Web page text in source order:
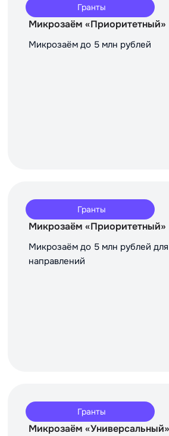
Гранты
Микрозаём «Приоритетный»
Микрозаём до 5 млн рублей
Гранты
Микрозаём «Приоритетный»
Микрозаём до 5 млн рублей
направлений
Гранты
Микрозаём «Универсальный»